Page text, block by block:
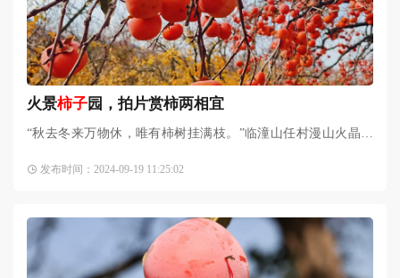
火景柿子园，拍片赏柿两相宜
“秋去冬来万物休，唯有柿树挂满枝。”临潼山任村漫山火晶柿
着实看着太喜人了 ，
发布时间：2024-09-19 11:25:02